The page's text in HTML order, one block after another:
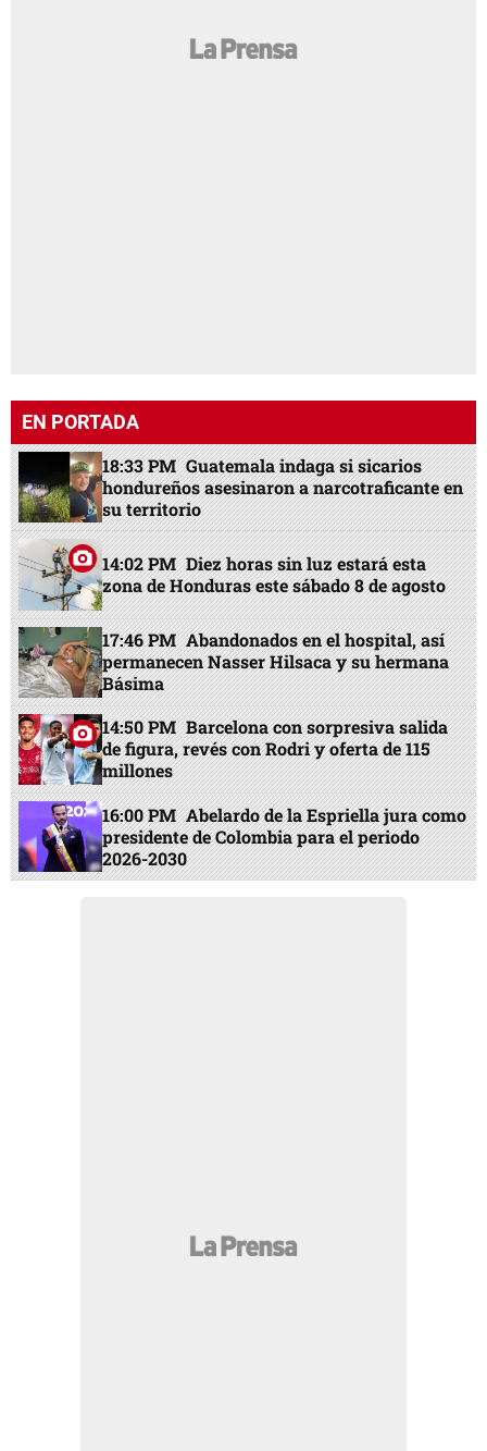
EN PORTADA
18:33 PM Guatemala indaga si sicarios
hondureños asesinaron a narcotraficante en
su territorio
14:02 PM Diez horas sin luz estará esta
zona de Honduras este sábado 8 de agosto
17:46 PM Abandonados en el hospital, así
permanecen Nasser Hilsaca y su hermana
Básima
14:50 PM Barcelona con sorpresiva salida
de figura, revés con Rodri y oferta de 115
millones
16:00 PM Abelardo de la Espriella jura como
presidente de Colombia para el periodo
2026-2030